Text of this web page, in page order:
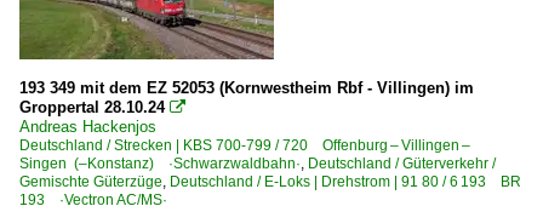
193 349 mit dem EZ 52053 (Kornwestheim Rbf - Villingen) im
Groppertal 28.10.24 
Andreas Hackenjos
Deutschland / Strecken | KBS 700-799 / 720 Offenburg – Villingen –
Singen (–Konstanz) ·Schwarzwaldbahn·, Deutschland / Güterverkehr /
Gemischte Güterzüge, Deutschland / E-Loks | Drehstrom | 91 80 / 6 193 BR
193 ·Vectron AC/MS·